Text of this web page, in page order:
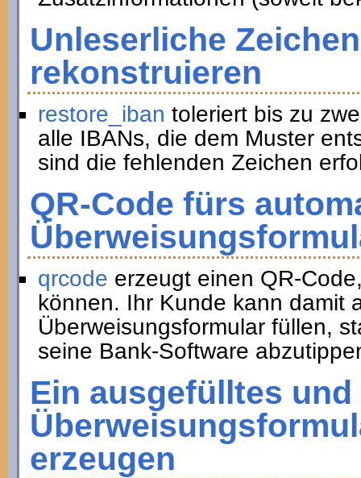
Unleserliche
rekonstruieren
restore_iban toleriert bis zu
alle IBANs, die dem Muster
sind die fehlenden Zeichen
QR-Code fürs
qrcode erzeugt einen QR-
können. Ihr Kunde kann damit
Überweisungsformular füllen,
seine Bank-Software
Ein ausgefülltes
erzeugen